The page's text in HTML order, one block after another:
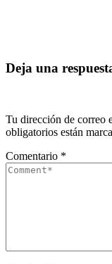
Deja una
Tu dirección de correo
obligatorios están
Comentario *